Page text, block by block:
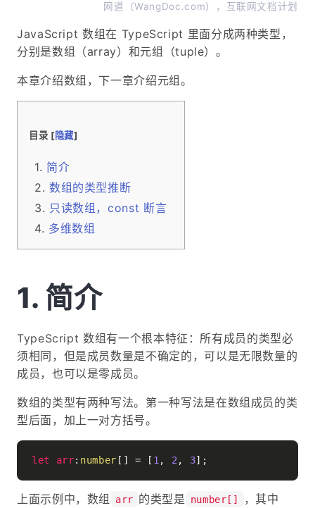
网道（WangDoc.com），互联网文档计划
JavaScript 数组在 TypeScript 里面分成两种类型，
分别是数组（array）和元组（tuple）。
本章介绍数组，下一章介绍元组。
目录 [隐藏]
简介
数组的类型推断
只读数组，const 断言
多维数组
简介
TypeScript 数组有一个根本特征：所有成员的类型必
须相同，但是成员数量是不确定的，可以是无限数量的
成员，也可以是零成员。
数组的类型有两种写法。第一种写法是在数组成员的类
型后面，加上一对方括号。
let arr: number [] = [ 1 , 2 , 3
上面示例中，数组 arr 的类型是 number[] ，其中